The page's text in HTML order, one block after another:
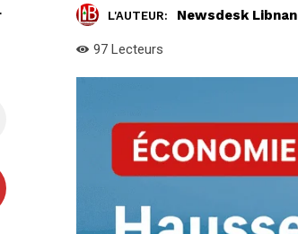
L'AUTEUR: Newsdesk
97 Lecteurs